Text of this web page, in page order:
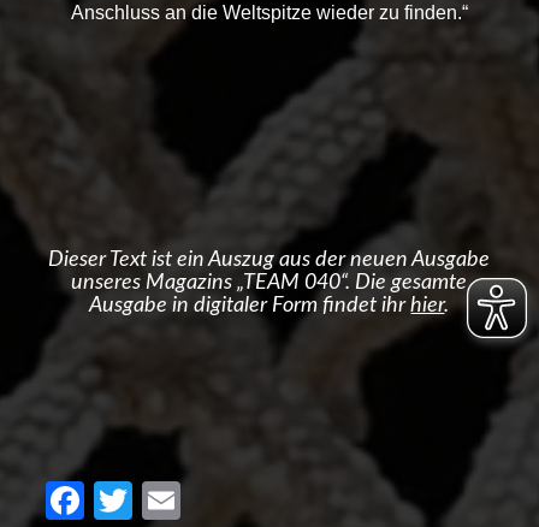
Anschluss an die Weltspitze wieder zu finden.“
Dieser Text ist ein Auszug aus der neuen Ausgabe
unseres Magazins „TEAM 040“. Die gesamte
Ausgabe in digitaler Form findet ihrhier.
Facebook
Twitter